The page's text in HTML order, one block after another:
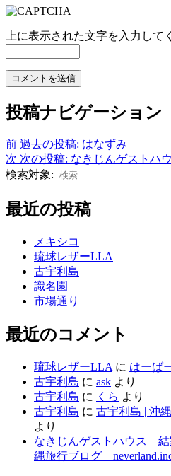
上に表示された文字を入力して
投稿ナビゲーション
前 過去の投稿: はなずみ
次 次の投稿: なきじんゲストハ
検索対象:
最近の投稿
メキシコ
琉球レザーLLA
古宇利島
識名園
市場通り
最近のコメント
琉球レザーLLA に はーば
古宇利島 に ask より
古宇利島 に くら より
古宇利島 に 古宇利島 | 沖
より
なきじんゲストハウス 結
縄旅行ブログ